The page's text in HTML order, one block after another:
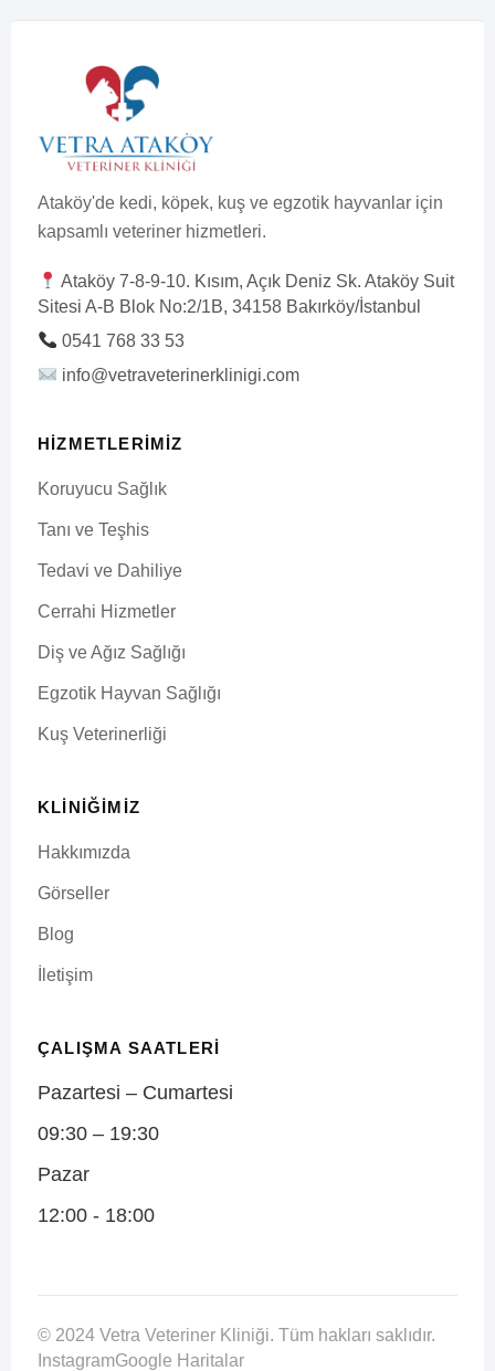
Ataköy'de kedi, köpek, kuş ve egzotik hayvanlar için
kapsamlı veteriner hizmetleri.
Ataköy 7-8-9-10. Kısım, Açık Deniz Sk. Ataköy Suit
Sitesi A-B Blok No:2/1B, 34158 Bakırköy/İstanbul
0541 768 33 53
info@vetraveterinerklinigi.com
HIZMETLERIMIZ
Koruyucu Sağlık
Tanı ve Teşhis
Tedavi ve Dahiliye
Cerrahi Hizmetler
Diş ve Ağız Sağlığı
Egzotik Hayvan Sağlığı
Kuş Veterinerliği
KLINIĞIMIZ
Hakkımızda
Görseller
Blog
İletişim
ÇALIŞMA SAATLERI
Pazartesi – Cumartesi
09:30 – 19:30
Pazar
12:00 - 18:00
© 2024 Vetra Veteriner Kliniği. Tüm hakları saklıdır.
InstagramGoogle Haritalar